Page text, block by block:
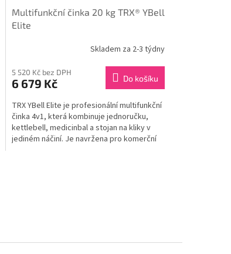
Multifunkční činka 20 kg TRX® YBell
Elite
Skladem za 2-3 týdny
5 520 Kč bez DPH
6 679 Kč Do košíku
TRX YBell Elite je profesionální multifunkční
činka 4v1, která kombinuje jednoručku,
kettlebell, medicinbal a stojan na kliky v
jediném náčiní. Je navržena pro komerční